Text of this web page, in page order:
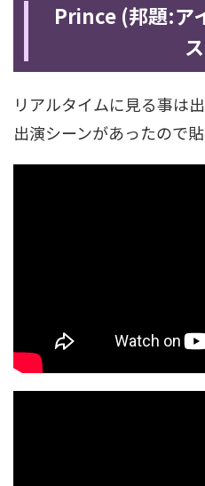
Prince (邦題:ア
リアルタイムに見る事は
出演シーンがあったので貼